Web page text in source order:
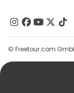
Kontakt
Gruppen
Hilfe
© Freetour.com